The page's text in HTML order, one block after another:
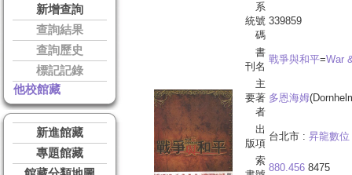
新增查詢
查詢結果
查詢歷史
標記記錄
他校館藏
新進館藏
專題館藏
系
統號
碼
339859
書
刊名
戰爭與和平=War
主
要著
者
多恩海姆
出
版項
台北市 : 昇龍數位
索
880.456 8475